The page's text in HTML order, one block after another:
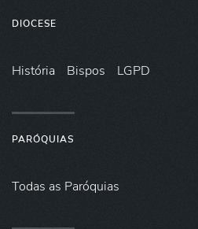
DIOCESE
História Bispos LGPD
PARÓQUIAS
Todas as Paróquias